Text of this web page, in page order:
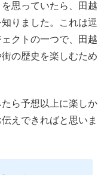
思っていたら、田越
りました。これは逗
クトの一つで、田越
の歴史を楽しむため
ら予想以上に楽しか
えできればと思いま